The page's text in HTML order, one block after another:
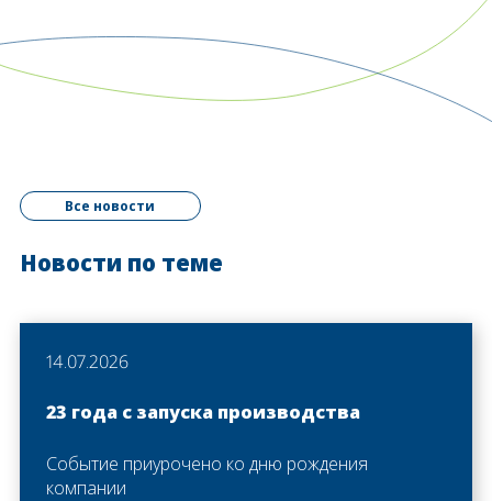
Все новости
Новости по теме
14.07.2026
23 года с запуска производства
Событие приурочено ко дню рождения
компании